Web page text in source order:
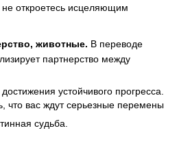
откроетесь исцеляющим
животные. В переводе
партнерство между
устойчивого прогресса.
что вас ждут серьезные перемены
судьба.